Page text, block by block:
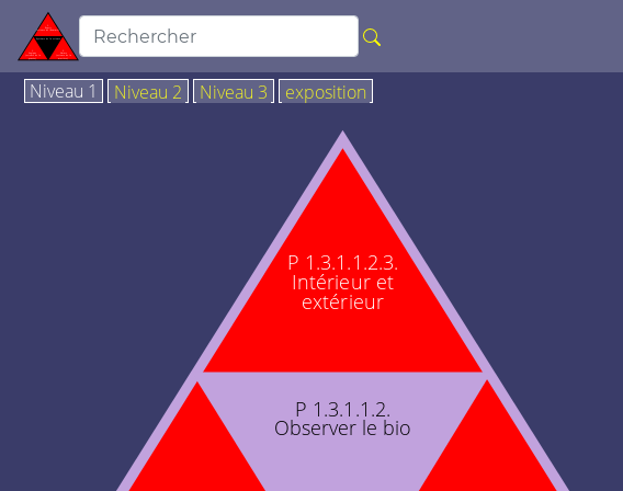
Niveau 1 Niveau 2 Niveau 3 exposition
P 1.3.1.1.2.
Observer le bio
P 1.3.1.1.2.3.
Intérieur et
extérieur